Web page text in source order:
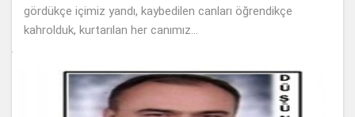
gördükçe içimiz yandı, kaybedilen canları öğrendikçe
kahrolduk, kurtarılan her canımız...